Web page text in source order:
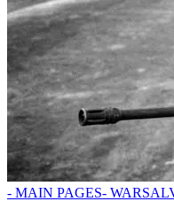
- MAIN PAGES- WAR